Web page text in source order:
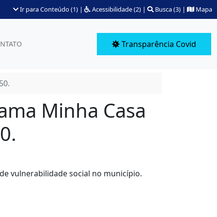
Ir para Conteúdo (1) | Acessibilidade (2) | Busca (3) | Mapa
Transparência Covid
Minha Casa
vulnerabilidade social no município.